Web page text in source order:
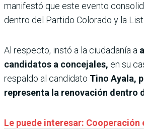
manifestó que este evento
dentro del Partido Colorado y la
Al respecto, instó a la ciudadanía a
candidatos a concejales, en su
respaldo al candidato Tino Ayala,
representa la renovación dentro
Le puede interesar: Cooperación